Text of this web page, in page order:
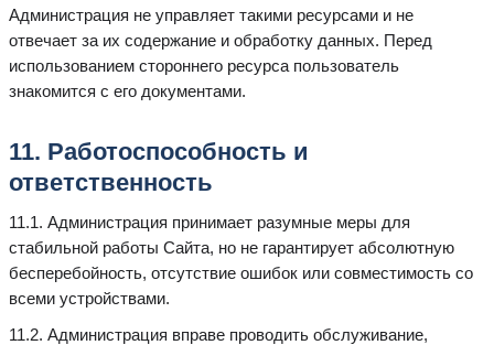
Администрация не управляет такими ресурсами и не
отвечает за их содержание и обработку данных. Перед
использованием стороннего ресурса пользователь
знакомится с его документами.
11. Работоспособность и
ответственность
11.1. Администрация принимает разумные меры для
стабильной работы Сайта, но не гарантирует абсолютную
бесперебойность, отсутствие ошибок или совместимость со
всеми устройствами.
11.2. Администрация вправе проводить обслуживание,